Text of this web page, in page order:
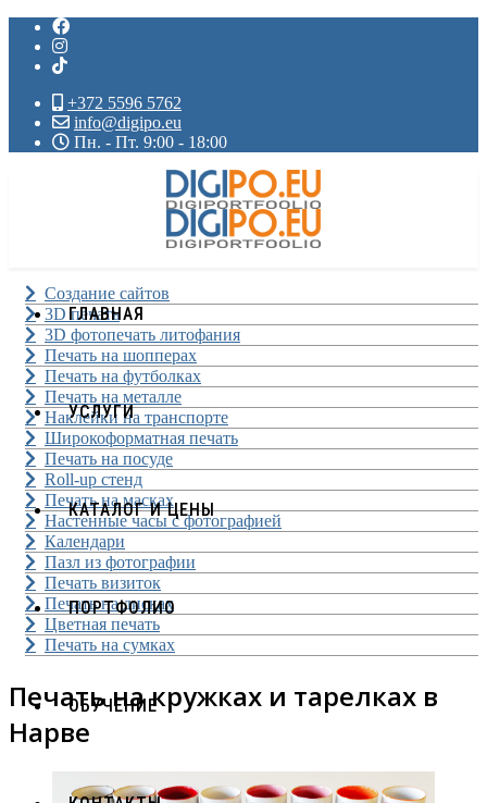
+372 5596 5762
info@digipo.eu
Пн. - Пт. 9:00 - 18:00
ГЛАВНАЯ
УСЛУГИ
КАТАЛОГ И ЦЕНЫ
ПОРТФОЛИО
ОБУЧЕНИЕ
Создание сайтов
3D печать
3D фотопечать литофания
Печать на шопперах
Печать на футболках
Печать на металле
Наклейки на транспорте
Широкоформатная печать
Печать на посуде
Roll-up стенд
Печать на масках
Настенные часы с фотографией
Календари
Пазл из фотографии
Печать визиток
Печать на дисках
Цветная печать
Печать на сумках
Печать на кружках и тарелках в
Нарве